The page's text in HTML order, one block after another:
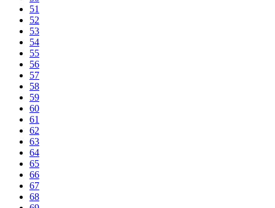
51
52
53
54
55
56
57
58
59
60
61
62
63
64
65
66
67
68